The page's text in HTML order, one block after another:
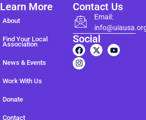
Learn More
About
Find Your Local
Association
News & Events
Work With Us
Donate
Contact
Contact Us
Email:
Social